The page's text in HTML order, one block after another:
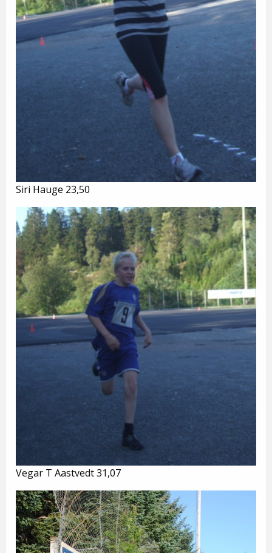
Siri Hauge 23,50
Vegar T Aastvedt 31,07